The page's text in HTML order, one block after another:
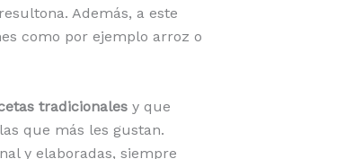
Además, a este
como por ejemplo arroz o
tradicionalesy que
que más les gustan.
y elaboradas, siempre